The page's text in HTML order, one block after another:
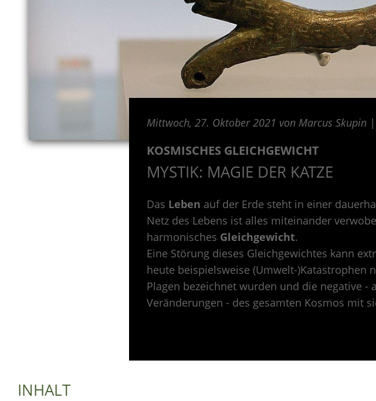
Mittwoch, 27. Oktober 2021 von Marcus Skupin
KOSMISCHES GLEICHGEWICHT
MYSTIK: MAGIE DER KATZE
Das Leben auf der Erde steht in einer
Netz des Lebens ist alles miteinander
harmonisches Gleichgewicht.
Eine Störung dieses Gleichgewichtes kann
heute beispielsweise (Umwelt-)Katastrophen
Plagen bezeichnet wurden und die negative -
Veränderungen - des gesamten Kosmos mit
INHALT